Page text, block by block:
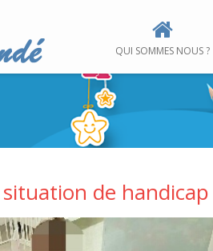
QUI SOMMES NOUS ?
situation de handicap